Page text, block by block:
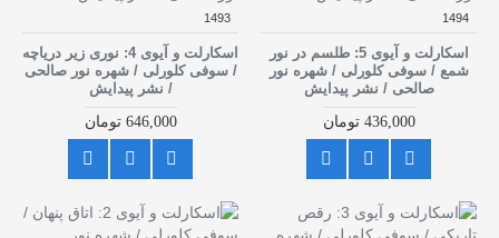
1494
اسکارلت و آیوی 5: طلسم در نور
شمع / سوفی کلورلی / شهره نور
صالحی / نشر پیدایش
436,000 تومان
1493
اسکارلت و آیوی 4: نوری زیر دریاچه
/ سوفی کلورلی / شهره نور صالحی
/ نشر پیدایش
646,000 تومان